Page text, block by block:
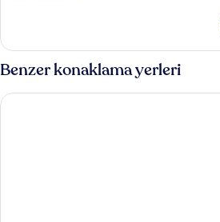
hakkında
fazla
Benzer konaklama yerleri
The Social Hub Florence Belfiore